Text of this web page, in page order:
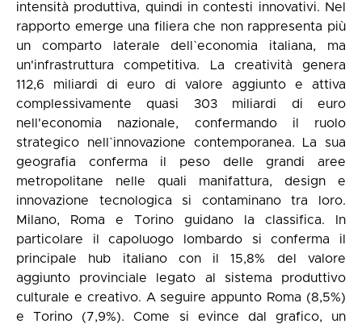
intensità produttiva, quindi in contesti innovativi. Nel
rapporto emerge una filiera che non rappresenta più
un comparto laterale dell`economia italiana, ma
un'infrastruttura competitiva. La creatività genera
112,6 miliardi di euro di valore aggiunto e attiva
complessivamente quasi 303 miliardi di euro
nell'economia nazionale, confermando il ruolo
strategico nell`innovazione contemporanea. La sua
geografia conferma il peso delle grandi aree
metropolitane nelle quali manifattura, design e
innovazione tecnologica si contaminano tra loro.
Milano, Roma e Torino guidano la classifica. In
particolare il capoluogo lombardo si conferma il
principale hub italiano con il 15,8% del valore
aggiunto provinciale legato al sistema produttivo
culturale e creativo. A seguire appunto Roma (8,5%)
e Torino (7,9%). Come si evince dal grafico, un